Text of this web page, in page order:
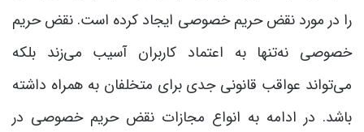
را در مورد نقض حریم خصوصی ایجاد کرده است. نقض حریم
خصوصی نه‌تنها به اعتماد کاربران آسیب می‌زند بلکه
می‌تواند عواقب قانونی جدی برای متخلفان به همراه داشته
باشد. در ادامه به انواع مجازات نقض حریم خصوصی در